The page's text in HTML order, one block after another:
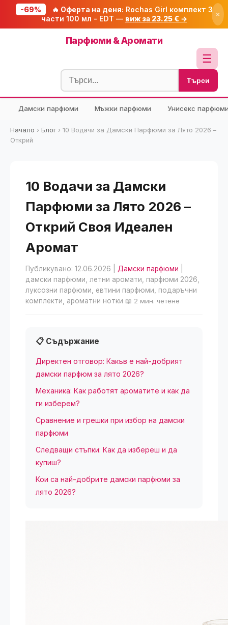
-69% 🔥 Оферта на деня: Rochas Girl комплект 3
части 100 мл - EDT — виж за 23.25 € → ×
Парфюми & Аромати
☰
Блог
🧮 Калкулатори
🔍 Намери продукт
🎁 Подарък
Търси
Дамски парфюми Мъжки парфюми Унисекс
Начало › Блог› 10 Водачи за Дамски Парфюми за Лято 2026 –
Открий
10 Водачи за Дамски
Парфюми за Лято 2026 –
Открий Своя Идеален
Аромат
Публикувано: 12.06.2026 Дамски парфюми
дамски парфюми, летни аромати, парфюми 2026,
луксозни парфюми, евтини парфюми, подаръчни
комплекти, ароматни нотки 📖 2 мин. четене
📋 Съдържание
Директен отговор: Какъв е най-добрият
дамски парфюм за лято 2026?
Механика: Как работят ароматите и как да
ги изберем?
Сравнение и грешки при избор на дамски
парфюми
Следващи стъпки: Как да избереш и да
купиш?
Кои са най-добрите дамски парфюми за
лято 2026?